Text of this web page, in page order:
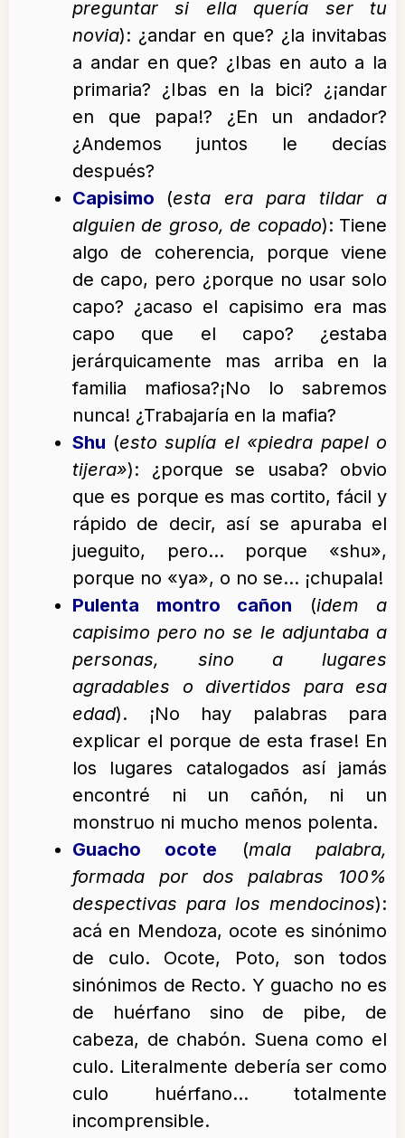
preguntar si ella quería ser tu
novia): ¿andar en que? ¿la invitabas
a andar en que? ¿Ibas en auto a la
primaria? ¿Ibas en la bici? ¿¡andar
en que papa!? ¿En un andador?
¿Andemos juntos le decías
después?
Capisimo (esta era para tildar a
alguien de groso, de copado): Tiene
algo de coherencia, porque viene
de capo, pero ¿porque no usar solo
capo? ¿acaso el capisimo era mas
capo que el capo? ¿estaba
jerárquicamente mas arriba en la
familia mafiosa?¡No lo sabremos
nunca! ¿Trabajaría en la mafia?
Shu (esto suplía el «piedra papel o
tijera»): ¿porque se usaba? obvio
que es porque es mas cortito, fácil y
rápido de decir, así se apuraba el
jueguito, pero… porque «shu»,
porque no «ya», o no se… ¡chupala!
Pulenta montro cañon (idem a
capisimo pero no se le adjuntaba a
personas, sino a lugares
agradables o divertidos para esa
edad). ¡No hay palabras para
explicar el porque de esta frase! En
los lugares catalogados así jamás
encontré ni un cañón, ni un
monstruo ni mucho menos polenta.
Guacho ocote (mala palabra,
formada por dos palabras 100%
despectivas para los mendocinos):
acá en Mendoza, ocote es sinónimo
de culo. Ocote, Poto, son todos
sinónimos de Recto. Y guacho no es
de huérfano sino de pibe, de
cabeza, de chabón. Suena como el
culo. Literalmente debería ser como
culo huérfano… totalmente
incomprensible.